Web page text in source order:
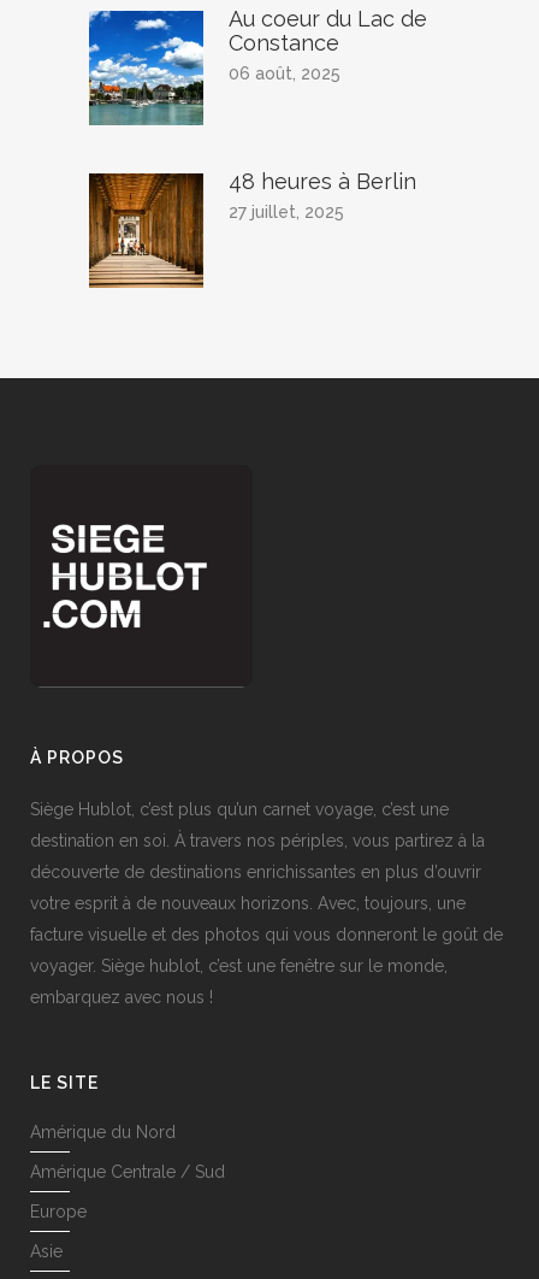
Au coeur du Lac de
Constance
06 août, 2025
48 heures à Berlin
27 juillet, 2025
À PROPOS
Siège Hublot, c’est plus qu’un carnet voyage, c’est une
destination en soi. À travers nos périples, vous partirez à la
découverte de destinations enrichissantes en plus d’ouvrir
votre esprit à de nouveaux horizons. Avec, toujours, une
facture visuelle et des photos qui vous donneront le goût de
voyager. Siège hublot, c’est une fenêtre sur le monde,
embarquez avec nous !
LE SITE
Amérique du Nord
Amérique Centrale / Sud
Europe
Asie